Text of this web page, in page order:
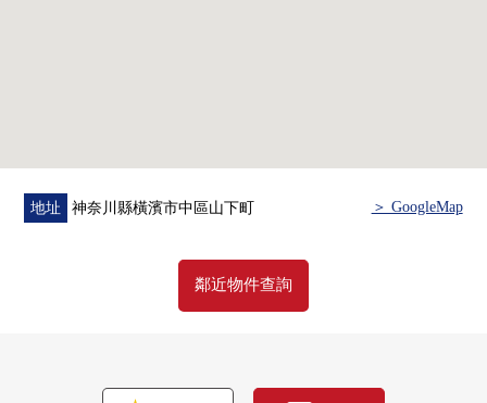
地址 神奈川縣橫濱市中區山下町 ＞ GoogleMap
鄰近物件查詢